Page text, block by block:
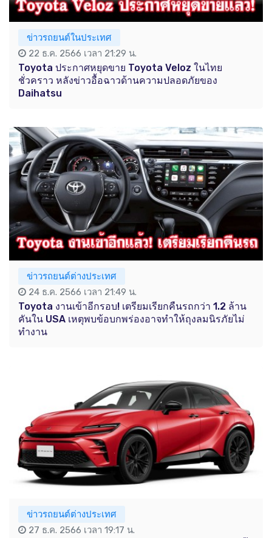
ข่าวรถยนต์ในประเทศ
22 ธ.ค. 2566 เวลา 21:29 น.
Toyota ประกาศหยุดขาย Toyota Veloz ในไทย
ชั่วคราว หลังข่าวอื้อฉาวด้านความปลอดภัยของ
Daihatsu
ข่าวรถยนต์ต่างประเทศ
24 ธ.ค. 2566 เวลา 21:49 น.
Toyota งานเข้าอีกรอบ! เตรียมเรียกคืนรถกว่า 1.2 ล้าน
คันใน USA เหตุพบข้อบกพร่องอาจทำให้ถุงลมนิรภัยไม่
ทำงาน
ข่าวรถยนต์ต่างประเทศ
27 ธ.ค. 2566 เวลา 19:17 น.